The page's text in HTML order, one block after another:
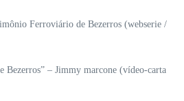
Ferroviário de Bezerros (webserie /
Bezerros” – Jimmy marcone (vídeo-carta